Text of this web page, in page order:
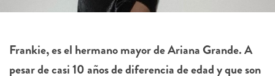
Frankie, es el hermano mayor de Ariana Grande. A
pesar de casi 10 años de diferencia de edad y que son